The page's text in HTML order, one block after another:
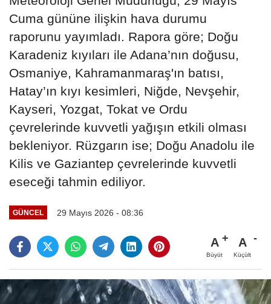
Cuma gününe ilişkin hava durumu
raporunu yayımladı. Rapora göre; Doğu
Karadeniz kıyıları ile Adana’nın doğusu,
Osmaniye, Kahramanmaraş'ın batısı,
Hatay’ın kıyı kesimleri, Niğde, Nevşehir,
Kayseri, Yozgat, Tokat ve Ordu
çevrelerinde kuvvetli yağışın etkili olması
bekleniyor. Rüzgarın ise; Doğu Anadolu ile
Kilis ve Gaziantep çevrelerinde kuvvetli
eseceği tahmin ediliyor.
GÜNCEL 29 Mayıs 2026 - 08:36
A
Büyüt
A
Küçült